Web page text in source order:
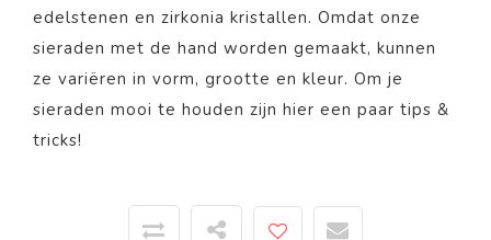
edelstenen en zirkonia kristallen. Omdat onze
sieraden met de hand worden gemaakt, kunnen
ze variëren in vorm, grootte en kleur. Om je
sieraden mooi te houden zijn hier een paar tips &
tricks!